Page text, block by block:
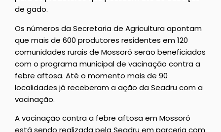
de gado.
Os números da Secretaria de Agricultura apontam
que mais de 600 produtores residentes em 120
comunidades rurais de Mossoró serão beneficiados
com o programa municipal de vacinação contra a
febre aftosa. Até o momento mais de 90
localidades já receberam a ação da Seadru com a
vacinação.
A vacinação contra a febre aftosa em Mossoró
está sendo realizada pela Seadru em parceria com